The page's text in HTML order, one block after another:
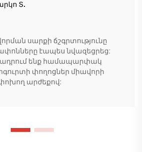
Տ.
սարքի ճշգրտությունը
էապես նվազեցրեց:
ենք համապարփակ
փողոցներ միավորի
արժեքով: